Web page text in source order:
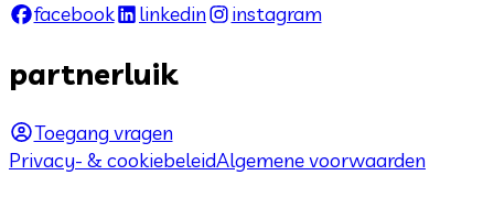
facebook linkedin instagram
partnerluik
Toegang vragen
Privacy- & cookiebeleidAlgemene voorwaarden